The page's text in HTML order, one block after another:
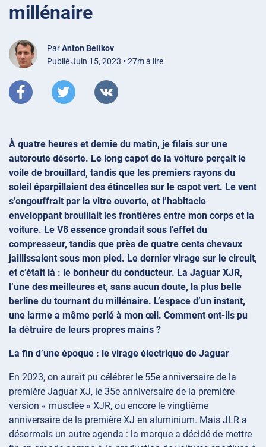
millénaire
ParAnton Belikov
Publié Juin 15, 2023 • 27m à lire
À quatre heures et demie du matin, je filais sur une
autoroute déserte. Le long capot de la voiture perçait le
voile de brouillard, tandis que les premiers rayons du
soleil éparpillaient des étincelles sur le capot vert. Le vent
s’engouffrait par la vitre ouverte, et l’habitacle
enveloppant brouillait les frontières entre mon corps et la
voiture. Le V8 essence grondait sous l’effet du
compresseur, tandis que près de quatre cents chevaux
jaillissaient sous mon pied. Le dernier virage sur le circuit,
et c’était là : le bonheur du conducteur. La Jaguar XJR,
l’une des meilleures et, sans aucun doute, la plus belle
berline du tournant du millénaire. L’espace d’un instant,
une larme a même perlé à mon œil. Comment ont-ils pu
la détruire de leurs propres mains ?
La fin d’une époque : le virage électrique de Jaguar
En 2023, on aurait pu célébrer le 55e anniversaire de la
première Jaguar XJ, le 35e anniversaire de la première
version « musclée » XJR, ou encore le vingtième
anniversaire de la première XJ en aluminium. Mais JLR a
désormais un autre agenda : la marque a décidé de mettre